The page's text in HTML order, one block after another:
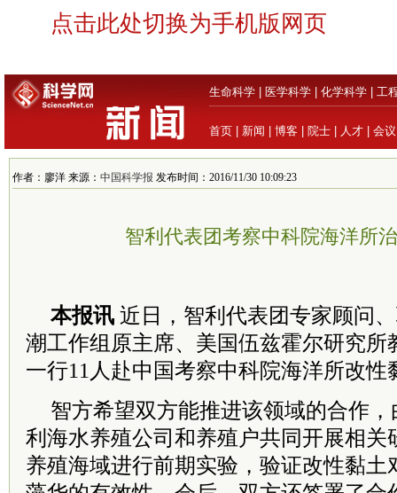
点击此处切换为手机版网页
生命科学 医学科学 化学科学 工
首页 新闻 博客 院士 人才 会议
作者：廖洋 来源： 中国科学报 发布时间：2016/11/30 10:09:23
智利代表团考察中科院海洋所
本报讯 近日，智利代表团专家顾问
潮工作组原主席、美国伍兹霍尔研究所
一行11人赴中国考察中科院海洋所改性
智方希望双方能推进该领域的合作
利海水养殖公司和养殖户共同开展相关
养殖海域进行前期实验，验证改性黏土